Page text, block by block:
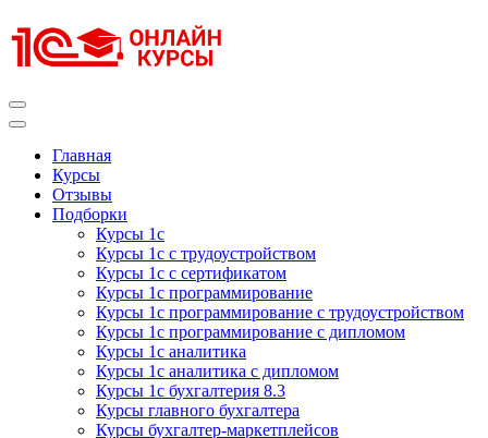
к
содержимому
Главная
Курсы
Отзывы
Подборки
Курсы 1с
Курсы 1с с трудоустройством
Курсы 1с с сертификатом
Курсы 1с программирование
Курсы 1с программирование с трудоустройством
Курсы 1с программирование с дипломом
Курсы 1с аналитика
Курсы 1с аналитика с дипломом
Курсы 1с бухгалтерия 8.3
Курсы главного бухгалтера
Курсы бухгалтер-маркетплейсов